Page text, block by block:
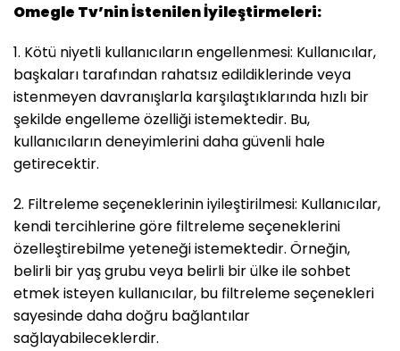
Omegle Tv’nin İstenilen İyileştirmeleri:
1. Kötü niyetli kullanıcıların engellenmesi: Kullanıcılar,
başkaları tarafından rahatsız edildiklerinde veya
istenmeyen davranışlarla karşılaştıklarında hızlı bir
şekilde engelleme özelliği istemektedir. Bu,
kullanıcıların deneyimlerini daha güvenli hale
getirecektir.
2. Filtreleme seçeneklerinin iyileştirilmesi: Kullanıcılar,
kendi tercihlerine göre filtreleme seçeneklerini
özelleştirebilme yeteneği istemektedir. Örneğin,
belirli bir yaş grubu veya belirli bir ülke ile sohbet
etmek isteyen kullanıcılar, bu filtreleme seçenekleri
sayesinde daha doğru bağlantılar
sağlayabileceklerdir.